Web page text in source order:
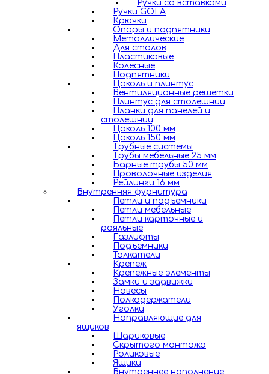
Ручки со вставками
Ручки GOLA
Крючки
Опоры и подпятники
Металлические
Для столов
Пластиковые
Колесные
Подпятники
Цоколь и плинтус
Вентиляционные решетки
Плинтус для столешниц
Планки для панелей и
столешниц
Цоколь 100 мм
Цоколь 150 мм
Трубные системы
Трубы мебельные 25 мм
Барные трубы 50 мм
Проволочные изделия
Рейлинги 16 мм
Внутренняя фурнитура
Петли и подъемники
Петли мебельные
Петли карточные и
рояльные
Газлифты
Подъемники
Толкатели
Крепеж
Крепежные элементы
Замки и задвижки
Навесы
Полкодержатели
Уголки
Направляющие для
ящиков
Шариковые
Скрытого монтажа
Роликовые
Ящики
Внутреннее наполнение